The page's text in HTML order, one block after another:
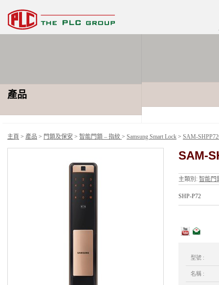
產品
主頁 > 產品 > 門鎖及保安 > 智能門鎖 – 指紋 > Samsung Smart Lock > SAM-
SAM-
主類別: 智能門
SHP-P72
型號 :
名稱 :